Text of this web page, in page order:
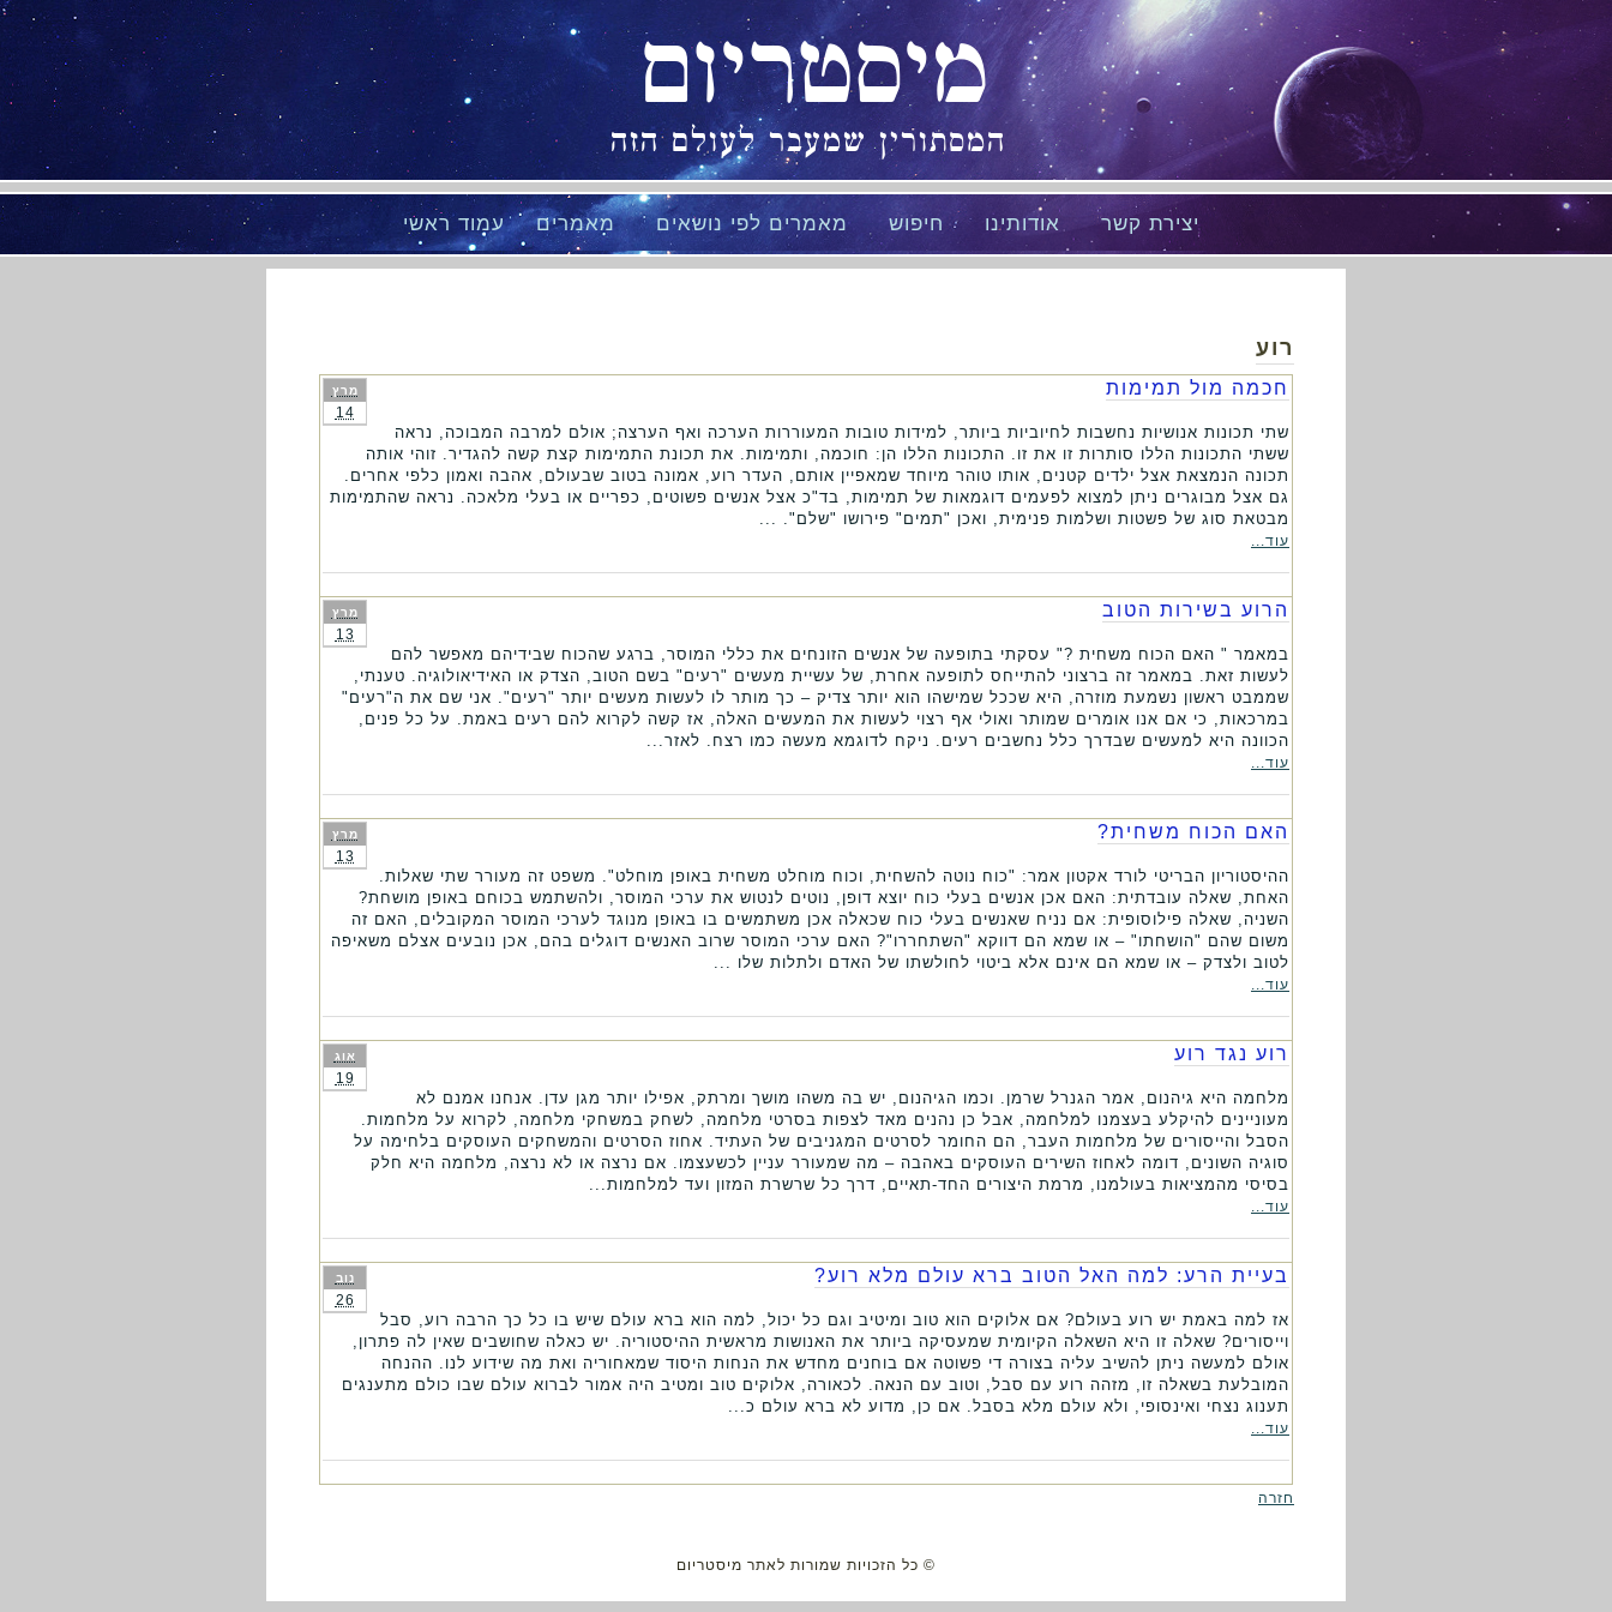
מיסטריום
המסתורין שמעבר לעולם הזה
עמוד ראשי מאמרים מאמרים לפי נושאים חיפוש אודותינו יצירת קשר
רוע
מרץ
14
חכמה מול תמימות
שתי תכונות אנושיות נחשבות לחיוביות ביותר, למידות טובות המעוררות הערכה ואף הערצה; אולם למרבה המבוכה, נראה
ששתי התכונות הללו סותרות זו את זו. התכונות הללו הן: חוכמה, ותמימות. את תכונת התמימות קצת קשה להגדיר. זוהי אותה
תכונה הנמצאת אצל ילדים קטנים, אותו טוהר מיוחד שמאפיין אותם, העדר רוע, אמונה בטוב שבעולם, אהבה ואמון כלפי אחרים.
גם אצל מבוגרים ניתן למצוא לפעמים דוגמאות של תמימות, בד"כ אצל אנשים פשוטים, כפריים או בעלי מלאכה. נראה שהתמימות
מבטאת סוג של פשטות ושלמות פנימית, ואכן "תמים" פירושו "שלם". ...
עוד...
מרץ
13
הרוע בשירות הטוב
במאמר " האם הכוח משחית ?" עסקתי בתופעה של אנשים הזונחים את כללי המוסר, ברגע שהכוח שבידיהם מאפשר להם
לעשות זאת. במאמר זה ברצוני להתייחס לתופעה אחרת, של עשיית מעשים "רעים" בשם הטוב, הצדק או האידיאולוגיה. טענתי,
שממבט ראשון נשמעת מוזרה, היא שככל שמישהו הוא יותר צדיק – כך מותר לו לעשות מעשים יותר "רעים". אני שם את ה"רעים"
במרכאות, כי אם אנו אומרים שמותר ואולי אף רצוי לעשות את המעשים האלה, אז קשה לקרוא להם רעים באמת. על כל פנים,
הכוונה היא למעשים שבדרך כלל נחשבים רעים. ניקח לדוגמא מעשה כמו רצח. לאזר...
עוד...
מרץ
13
האם הכוח משחית?
ההיסטוריון הבריטי לורד אקטון אמר: "כוח נוטה להשחית, וכוח מוחלט משחית באופן מוחלט". משפט זה מעורר שתי שאלות.
האחת, שאלה עובדתית: האם אכן אנשים בעלי כוח יוצא דופן, נוטים לנטוש את ערכי המוסר, ולהשתמש בכוחם באופן מושחת?
השניה, שאלה פילוסופית: אם נניח שאנשים בעלי כוח שכאלה אכן משתמשים בו באופן מנוגד לערכי המוסר המקובלים, האם זה
משום שהם "הושחתו" – או שמא הם דווקא "השתחררו"? האם ערכי המוסר שרוב האנשים דוגלים בהם, אכן נובעים אצלם משאיפה
לטוב ולצדק – או שמא הם אינם אלא ביטוי לחולשתו של האדם ולתלות שלו ...
עוד...
אוג
19
רוע נגד רוע
מלחמה היא גיהנום, אמר הגנרל שרמן. וכמו הגיהנום, יש בה משהו מושך ומרתק, אפילו יותר מגן עדן. אנחנו אמנם לא
מעוניינים להיקלע בעצמנו למלחמה, אבל כן נהנים מאד לצפות בסרטי מלחמה, לשחק במשחקי מלחמה, לקרוא על מלחמות.
הסבל והייסורים של מלחמות העבר, הם החומר לסרטים המגניבים של העתיד. אחוז הסרטים והמשחקים העוסקים בלחימה על
סוגיה השונים, דומה לאחוז השירים העוסקים באהבה – מה שמעורר עניין לכשעצמו. אם נרצה או לא נרצה, מלחמה היא חלק
בסיסי מהמציאות בעולמנו, מרמת היצורים החד-תאיים, דרך כל שרשרת המזון ועד למלחמות...
עוד...
נוב
26
בעיית הרע: למה האל הטוב ברא עולם מלא רוע?
אז למה באמת יש רוע בעולם? אם אלוקים הוא טוב ומיטיב וגם כל יכול, למה הוא ברא עולם שיש בו כל כך הרבה רוע, סבל
וייסורים? שאלה זו היא השאלה הקיומית שמעסיקה ביותר את האנושות מראשית ההיסטוריה. יש כאלה שחושבים שאין לה פתרון,
אולם למעשה ניתן להשיב עליה בצורה די פשוטה אם בוחנים מחדש את הנחות היסוד שמאחוריה ואת מה שידוע לנו. ההנחה
המובלעת בשאלה זו, מזהה רוע עם סבל, וטוב עם הנאה. לכאורה, אלוקים טוב ומטיב היה אמור לברוא עולם שבו כולם מתענגים
תענוג נצחי ואינסופי, ולא עולם מלא בסבל. אם כן, מדוע לא ברא עולם כ...
עוד...
חזרה
© כל הזכויות שמורות לאתר מיסטריום